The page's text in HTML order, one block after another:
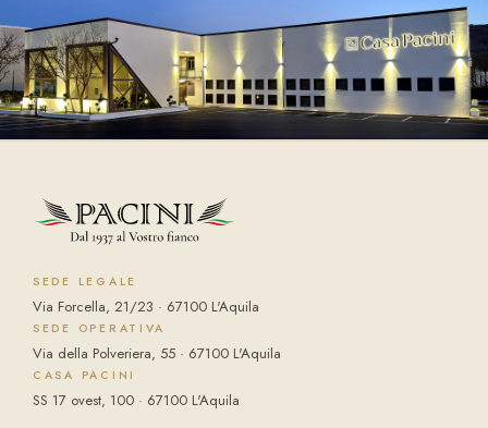
SEDE LEGALE
Via Forcella, 21/23 · 67100 L'Aquila
SEDE OPERATIVA
Via della Polveriera, 55 · 67100 L'Aquila
CASA PACINI
SS 17 ovest, 100 · 67100 L'Aquila